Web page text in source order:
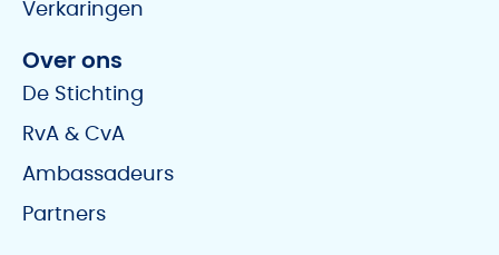
Verkaringen
Over ons
De Stichting
RvA & CvA
Ambassadeurs
Partners